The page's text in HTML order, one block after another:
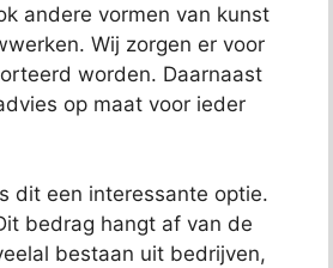
andere vormen van kunst
Wij zorgen er voor
worden. Daarnaast
op maat voor ieder
dit een interessante optie.
bedrag hangt af van de
bestaan uit bedrijven,